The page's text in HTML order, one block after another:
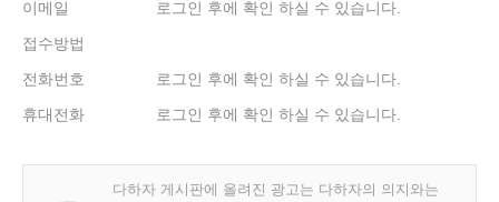
이메일
로그인 후에 확인 하실 수 있습니다.
접수방법
전화번호
로그인 후에 확인 하실 수 있습니다.
휴대전화
로그인 후에 확인 하실 수 있습니다.
다하자 게시판에 올려진 광고는 다하자의 의지와는